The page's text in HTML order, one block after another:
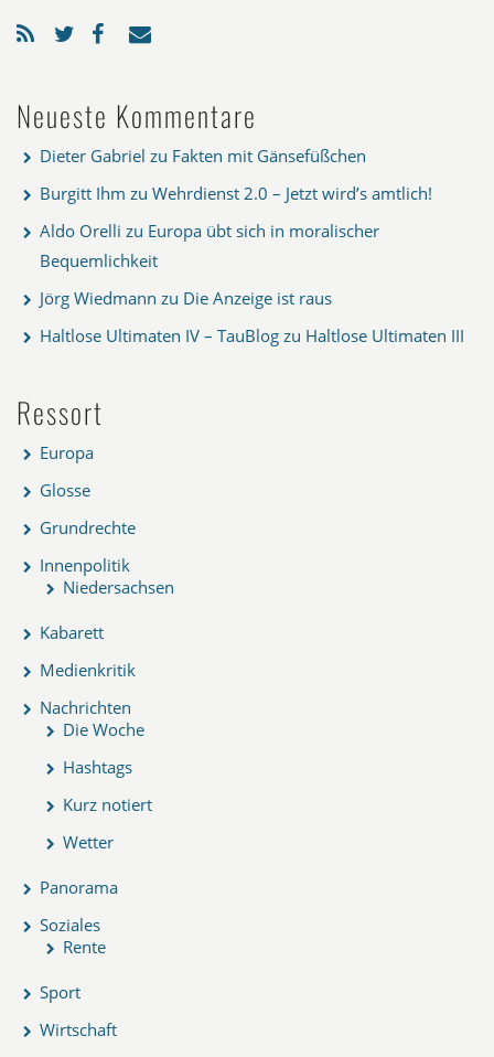
Neueste Kommentare
Dieter Gabriel zu Fakten mit Gänsefüßchen
Burgitt Ihm zu Wehrdienst 2.0 – Jetzt wird’s amtlich!
Aldo Orelli zu Europa übt sich in moralischer
Bequemlichkeit
Jörg Wiedmann zu Die Anzeige ist raus
Haltlose Ultimaten IV – TauBlog zu Haltlose Ultimaten III
Ressort
Europa
Glosse
Grundrechte
Innenpolitik
Niedersachsen
Kabarett
Medienkritik
Nachrichten
Die Woche
Hashtags
Kurz notiert
Wetter
Panorama
Soziales
Rente
Sport
Wirtschaft